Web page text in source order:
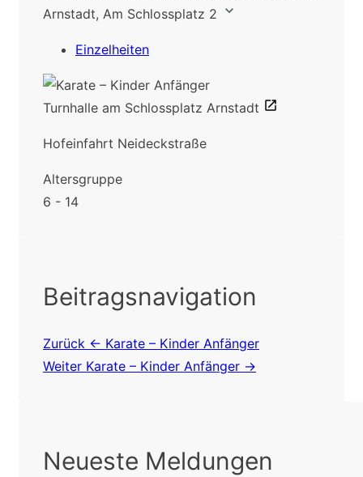
Arnstadt, Am Schlossplatz 2
Einzelheiten
Turnhalle am Schlossplatz Arnstadt
Hofeinfahrt Neideckstraße
Altersgruppe
6 - 14
Beitragsnavigation
Zurück ← Karate – Kinder Anfänger
Weiter Karate – Kinder Anfänger →
Neueste Meldungen